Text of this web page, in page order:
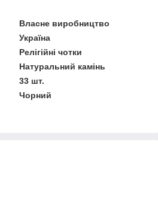
Власне виробництво
Україна
Релігійні чотки
Натуральний камінь
33 шт.
Чорний